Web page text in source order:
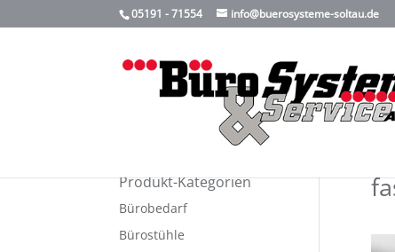
05191 - 71554 info@buerosysteme-soltau.de
Produkt-Kategorien
Bürobedarf
Bürostühle